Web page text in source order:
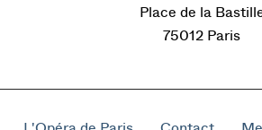
Place de la
75012 Paris